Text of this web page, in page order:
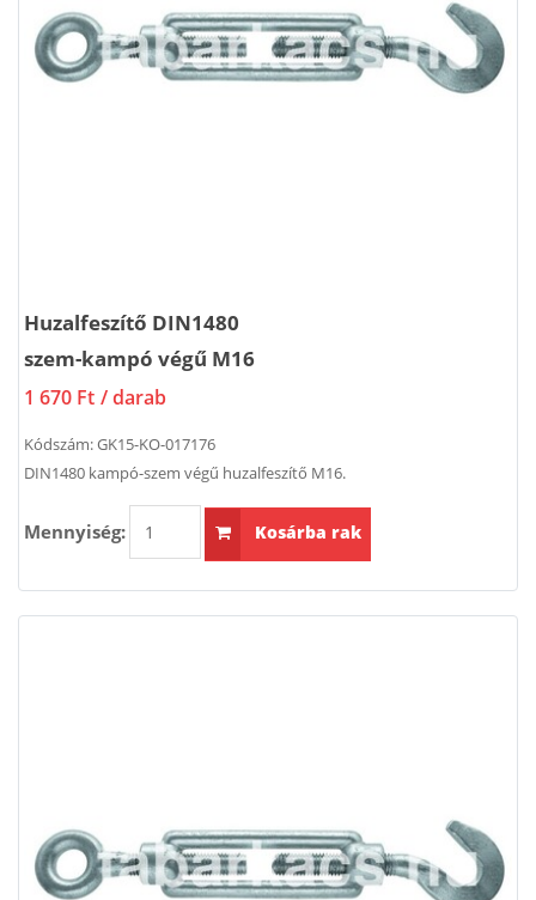
Huzalfeszítő DIN1480
szem-kampó végű M16
1 670 Ft / darab
Kódszám:GK15-KO-017176
DIN1480 kampó-szem végű huzalfeszítő M16.
Mennyiség: Kosárba rak